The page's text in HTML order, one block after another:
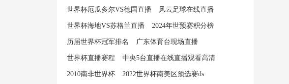
世界杯厄瓜多尔VS德国直播 风云足球在线直播
世界杯海地VS苏格兰直播 2024年世预赛积分榜
历届世界杯冠军排名 广东体育台现场直播
世界杯直播赛程 中央5台直播在线直播观看高清
2010南非世界杯 2022世界杯南美区预选赛ds